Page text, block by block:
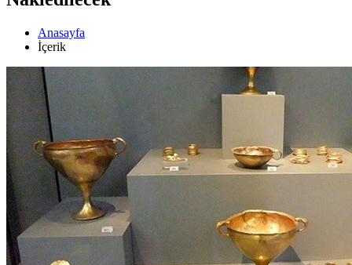
Anasayfa
İçerik